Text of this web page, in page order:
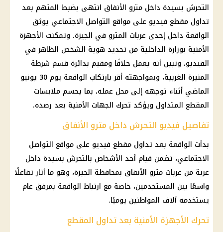
التحرش بسيدة داخل مترو الأنفاق انتهى بضبط المتهم بعد
تداول مقطع فيديو على مواقع التواصل الاجتماعي يوثق
الواقعة داخل إحدى عربات المترو في الجيزة. وتمكنت الأجهزة
الأمنية بوزارة الداخلية من تحديد هوية الشخص الظاهر في
الفيديو، وتبين أنه يعمل حلاقًا ومقيم بدائرة قسم شرطة
المنيرة الغربية، وبمواجهته أقر بارتكاب الواقعة يوم 30 يونيو
الماضي أثناء توجهه إلى محل عمله، بما يحسم ملابسات
المقطع المتداول ويؤكد تحرك الجهات الأمنية بعد رصده.
تفاصيل فيديو التحرش داخل مترو الأنفاق
بدأت الواقعة بعد تداول مقطع فيديو على مواقع التواصل
الاجتماعي، تضمن قيام أحد الأشخاص بالتحرش بسيدة داخل
عربة من عربات مترو الأنفاق بمحافظة الجيزة، وهو ما أثار تفاعلًا
واسعًا بين المستخدمين، خاصة مع ارتباط الواقعة بمرفق عام
يستخدمه آلاف المواطنين يوميًا.
تحرك الأجهزة الأمنية بعد تداول المقطع